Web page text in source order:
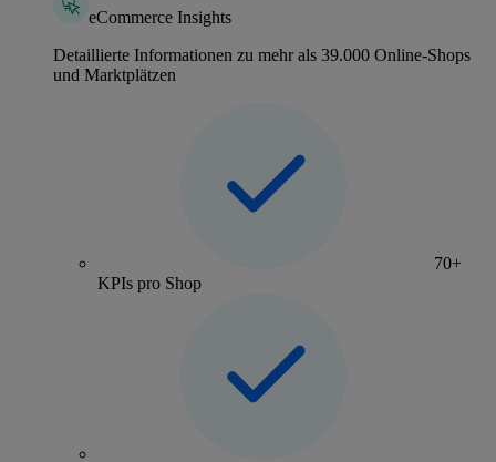
eCommerce Insights
Detaillierte Informationen zu mehr als 39.000 Online-Shops
und Marktplätzen
70+
KPIs pro Shop